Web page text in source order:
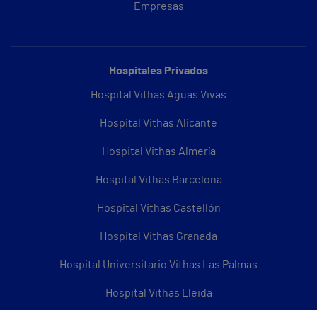
Empresas
Hospitales Privados
Hospital Vithas Aguas Vivas
Hospital Vithas Alicante
Hospital Vithas Almería
Hospital Vithas Barcelona
Hospital Vithas Castellón
Hospital Vithas Granada
Hospital Universitario Vithas Las Palmas
Hospital Vithas Lleida